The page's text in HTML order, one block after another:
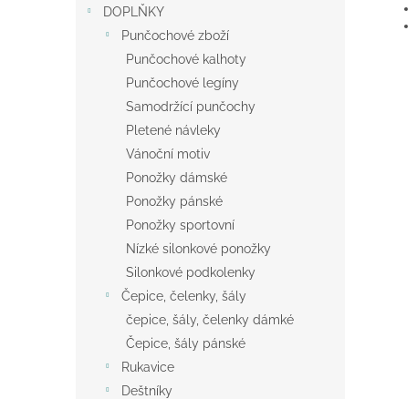
DOPLŇKY
Punčochové zboží
Punčochové kalhoty
Punčochové legíny
Samodržící punčochy
Pletené návleky
Vánoční motiv
Ponožky dámské
Ponožky pánské
Ponožky sportovní
Nízké silonkové ponožky
Silonkové podkolenky
Čepice, čelenky, šály
čepice, šály, čelenky dámké
Čepice, šály pánské
Rukavice
Deštníky